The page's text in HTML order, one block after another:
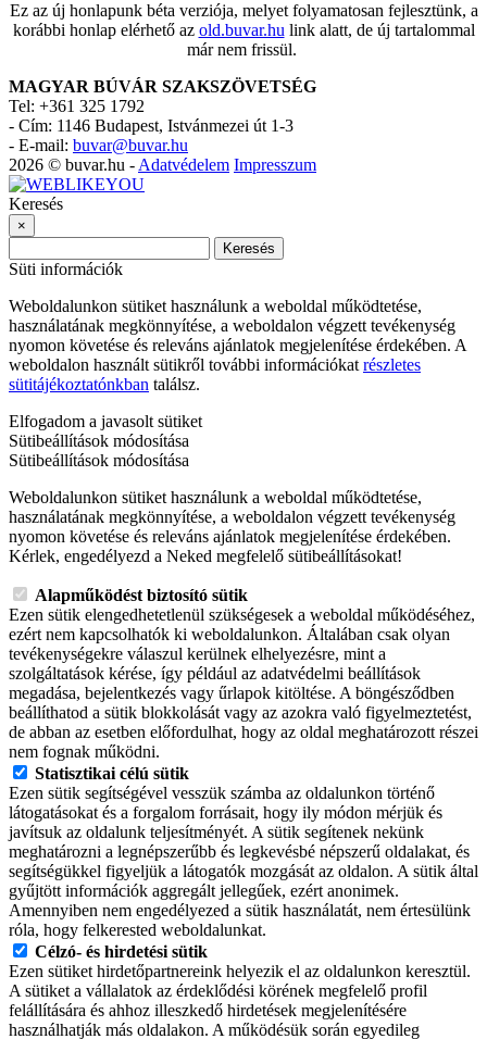
Ez az új honlapunk béta verziója, melyet folyamatosan fejlesztünk, a
korábbi honlap elérhető az old.buvar.hulink alatt, de új tartalommal
már nem frissül.
MAGYAR BÚVÁR SZAKSZÖVETSÉG
Tel: +361 325 1792
- Cím: 1146 Budapest, Istvánmezei út 1-3
- E-mail: buvar@buvar.hu
2026 © buvar.hu -Adatvédelem Impresszum
Keresés
×
Keresés
Süti információk
Weboldalunkon sütiket használunk a weboldal működtetése,
használatának megkönnyítése, a weboldalon végzett tevékenység
nyomon követése és releváns ajánlatok megjelenítése érdekében. A
weboldalon használt sütikről további információkatrészletes
sütitájékoztatónkban találsz.
Elfogadom a javasolt sütiket
Sütibeállítások módosítása
Sütibeállítások módosítása
Weboldalunkon sütiket használunk a weboldal működtetése,
használatának megkönnyítése, a weboldalon végzett tevékenység
nyomon követése és releváns ajánlatok megjelenítése érdekében.
Kérlek, engedélyezd a Neked megfelelő sütibeállításokat!
Alapműködést biztosító sütik
Ezen sütik elengedhetetlenül szükségesek a weboldal működéséhez,
ezért nem kapcsolhatók ki weboldalunkon. Általában csak olyan
tevékenységekre válaszul kerülnek elhelyezésre, mint a
szolgáltatások kérése, így például az adatvédelmi beállítások
megadása, bejelentkezés vagy űrlapok kitöltése. A böngésződben
beállíthatod a sütik blokkolását vagy az azokra való figyelmeztetést,
de abban az esetben előfordulhat, hogy az oldal meghatározott részei
nem fognak működni.
Statisztikai célú sütik
Ezen sütik segítségével vesszük számba az oldalunkon történő
látogatásokat és a forgalom forrásait, hogy ily módon mérjük és
javítsuk az oldalunk teljesítményét. A sütik segítenek nekünk
meghatározni a legnépszerűbb és legkevésbé népszerű oldalakat, és
segítségükkel figyeljük a látogatók mozgását az oldalon. A sütik által
gyűjtött információk aggregált jellegűek, ezért anonimek.
Amennyiben nem engedélyezed a sütik használatát, nem értesülünk
róla, hogy felkerested weboldalunkat.
Célzó- és hirdetési sütik
Ezen sütiket hirdetőpartnereink helyezik el az oldalunkon keresztül.
A sütiket a vállalatok az érdeklődési körének megfelelő profil
felállítására és ahhoz illeszkedő hirdetések megjelenítésére
használhatják más oldalakon. A működésük során egyedileg